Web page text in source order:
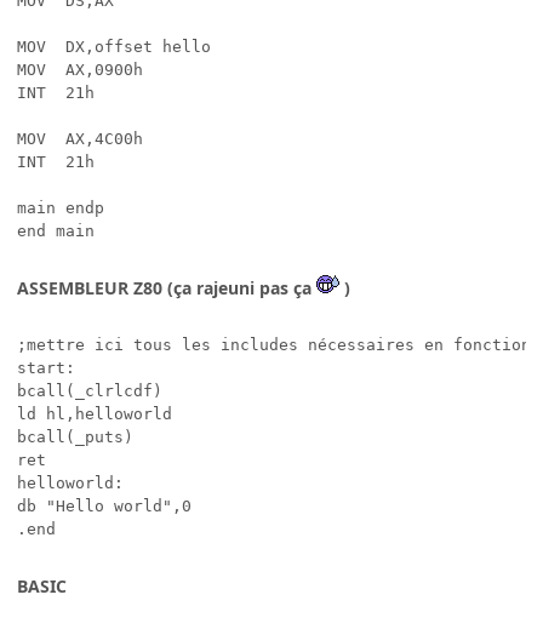
MOV  DX,offset hello
MOV  AX,0900h
INT  21h
MOV  AX,4C00h
INT  21h
main endp
end main
ASSEMBLEUR Z80 (ça rajeuni pas ça )
;mettre ici tous les includes nécessaires en
start:
bcall(_clrlcdf)
ld hl,helloworld
bcall(_puts)
ret
helloworld:
db "Hello world",0
.end
BASIC